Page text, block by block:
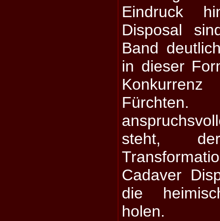
Eindruck
Disposal
Band
in dieser
steht,
Cadaver
die
holen.